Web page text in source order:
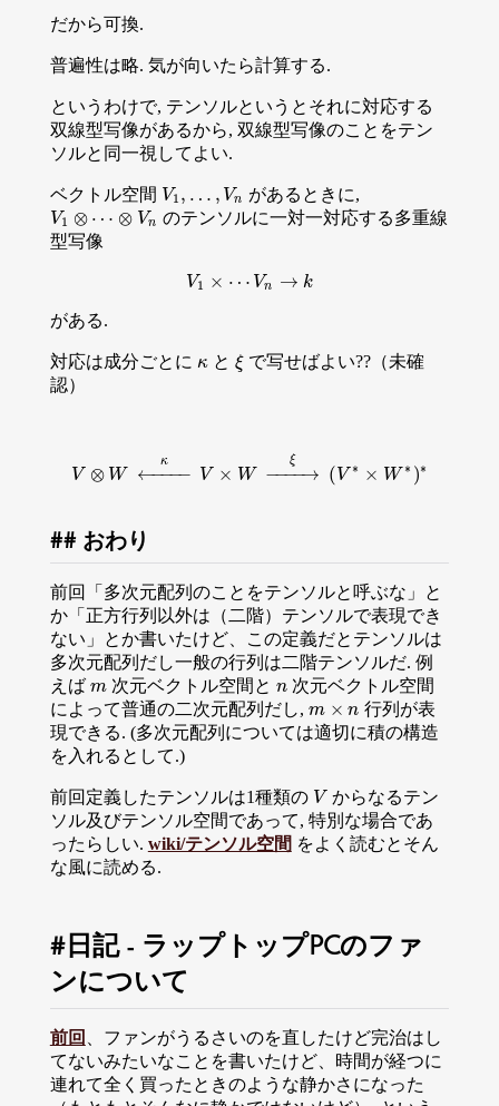
だから可換.
普遍性は略. 気が向いたら計算する.
というわけで, テンソルというとそれに対応する
双線型写像があるから, 双線型写像のことをテン
ソルと同一視してよい.
ベクトル空間 V1 , … , Vn
V1, … ,V n があるときに,
V1 ⊗ ⋯ ⊗ Vn
V1 ⊗⋯ ⊗ Vn
のテンソルに一対一対応する多重線
型写像
V1 × ⋯ Vn → k
V1 ×⋯ Vn →k
がある.
対応は成分ごとに κ
κ とξ
ξで写せばよい??（未確
認）
V ⊗ W ← −
−−−
κ
V × W − →
−−−
ξ
( V ∗ × W ∗ )∗
V⊗W← κV ×W→ ξ(V∗×W∗)∗
おわり
前回「多次元配列のことをテンソルと呼ぶな」と
か「正方行列以外は（二階）テンソルで表現でき
ない」とか書いたけど、この定義だとテンソルは
多次元配列だし一般の行列は二階テンソルだ. 例
えば m
m次元ベクトル空間と n
n 次元ベクトル空間
によって普通の二次元配列だし, m × n
m× n
行列が表
現できる. (多次元配列については適切に積の構造
を入れるとして.)
前回定義したテンソルは1種類の V
V からなるテン
ソル及びテンソル空間であって, 特別な場合であ
ったらしい. wiki/テンソル空間 をよく読むとそん
な風に読める.
日記 - ラップトップPCのファ
ンについて
前回
、ファンがうるさいのを直したけど完治はし
てないみたいなことを書いたけど、時間が経つに
連れて全く買ったときのような静かさになった